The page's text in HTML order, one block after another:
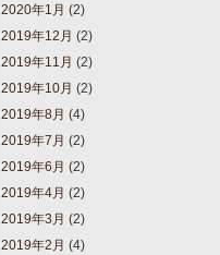
2020年1月 (2)
2019年12月 (2)
2019年11月 (2)
2019年10月 (2)
2019年8月 (4)
2019年7月 (2)
2019年6月 (2)
2019年4月 (2)
2019年3月 (2)
2019年2月 (4)